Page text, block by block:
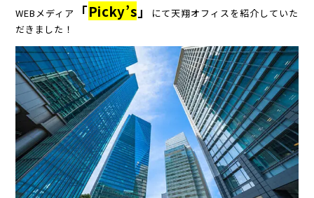
WEBメディア 「Picky’s」
にて天翔オフィスを紹介していた
だきました！